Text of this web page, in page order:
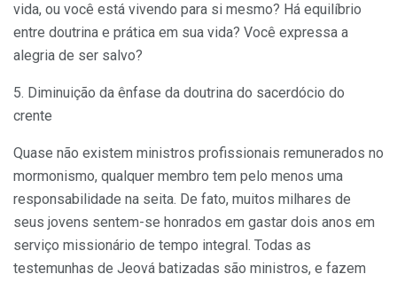
vida, ou você está vivendo para si mesmo? Há equilíbrio
entre doutrina e prática em sua vida? Você expressa a
alegria de ser salvo?
5. Diminuição da ênfase da doutrina do sacerdócio do
crente
Quase não existem ministros profissionais remunerados no
mormonismo, qualquer membro tem pelo menos uma
responsabilidade na seita. De fato, muitos milhares de
seus jovens sentem-se honrados em gastar dois anos em
serviço missionário de tempo integral. Todas as
testemunhas de Jeová batizadas são ministros, e fazem